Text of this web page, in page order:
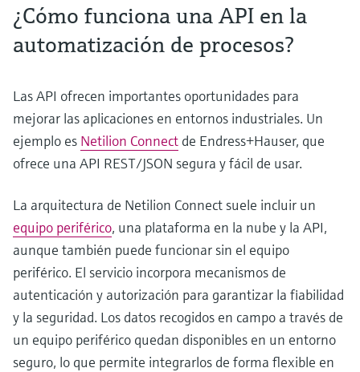
¿Cómo funciona una API en la
automatización de procesos?
Las API ofrecen importantes oportunidades para
mejorar las aplicaciones en entornos industriales. Un
ejemplo es Netilion Connect de Endress+Hauser, que
ofrece una API REST/JSON segura y fácil de usar.
La arquitectura de Netilion Connect suele incluir un
equipo periférico, una plataforma en la nube y la API,
aunque también puede funcionar sin el equipo
periférico. El servicio incorpora mecanismos de
autenticación y autorización para garantizar la fiabilidad
y la seguridad. Los datos recogidos en campo a través de
un equipo periférico quedan disponibles en un entorno
seguro, lo que permite integrarlos de forma flexible en